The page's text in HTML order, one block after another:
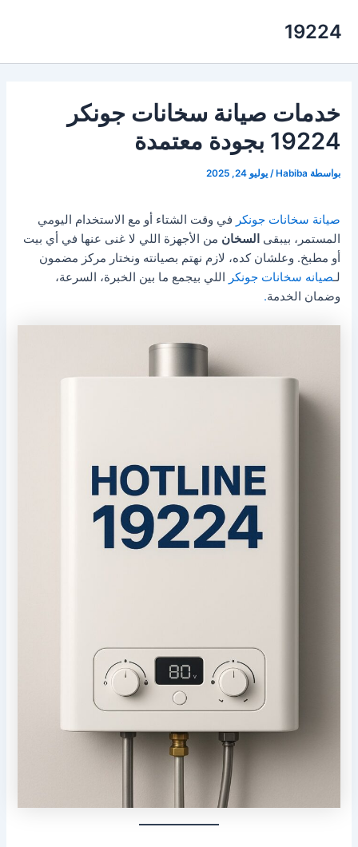
19224
خدمات صيانة سخانات جونكر
19224 بجودة معتمدة
بواسطة Habiba
/يوليو 24, 2025
صيانة سخانات جونكر في وقت الشتاء أو مع الاستخدام اليومي
المستمر، بيبقى السخان من الأجهزة اللي لا غنى عنها في أي بيت
أو مطبخ. وعلشان كده، لازم نهتم بصيانته ونختار مركز مضمون
لـصيانه سخانات جونكر اللي بيجمع ما بين الخبرة، السرعة،
وضمان الخدمة.